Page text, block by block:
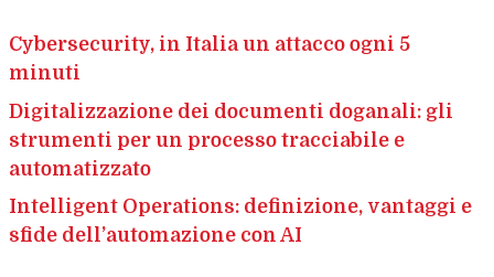
Cybersecurity, in Italia un attacco ogni 5
minuti
Digitalizzazione dei documenti doganali: gli
strumenti per un processo tracciabile e
automatizzato
Intelligent Operations: definizione, vantaggi e
sfide dell’automazione con AI